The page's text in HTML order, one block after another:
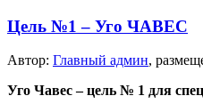
Цель №1 – Уго ЧАВЕС
Автор: Главный админ,
Уго Чавес – цель № 1 для